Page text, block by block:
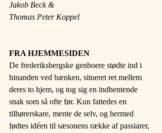
Jakob Beck &
Thomas Peter Koppel
FRA HJEMMESIDEN
De frederiksbergske genboere stødte ind i
hinanden ved bænken, situeret ret mellem
deres to hjem, og tog sig en indhentende
snak som så ofte før. Kun fattedes en
tilhørerskare, mente de selv, og hermed
fødtes idéen til sæsonens række af passiarer,